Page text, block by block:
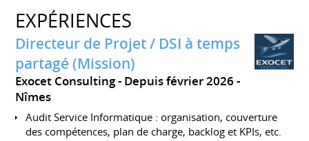
EXPÉRIENCES
Directeur de Projet / DSI à temps
partagé (Mission)
Exocet Consulting
Depuis février 2026
Nîmes
Audit Service Informatique : organisation, couverture
des compétences, plan de charge, backlog et KPIs, etc.